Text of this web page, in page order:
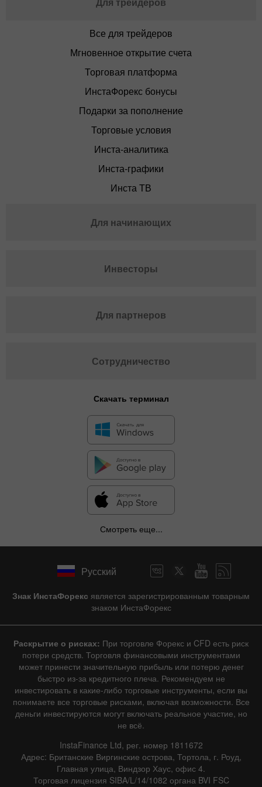
Все для трейдеров
Мгновенное открытие счета
Торговая платформа
ИнстаФорекс бонусы
Подарки за пополнение
Торговые условия
Инста-аналитика
Инста-графики
Инста ТВ
Для начинающих
Инвесторы
Для партнеров
Сотрудничество
Скачать терминал
Смотреть еще...
Русский
Знак ИнстаФорекс является зарегистрированным товарным
знаком ИнстаФорекс
Раскрытие о рисках: При торговле Форекс и CFD есть риск
потери средств. Торговля финансовыми инструментами
может принести значительную прибыль или потерю денег
быстро из-за кредитного плеча. Рекомендуем не
инвестировать в какие-либо торговые инструменты, если вы
понимаете все торговые рисками, включая возможности. Все
деньги инвестируются могут включать реальное участие, но
не всё.
InstaFinance Ltd, рег. номер 1811672
Адрес: Британские Виргинские острова, Тортола, г. Роуд,
Главная улица, Виндзор Хаус, офис 4.
Торговая лицензия SIBA/L/14/1082 органа BVI FSC